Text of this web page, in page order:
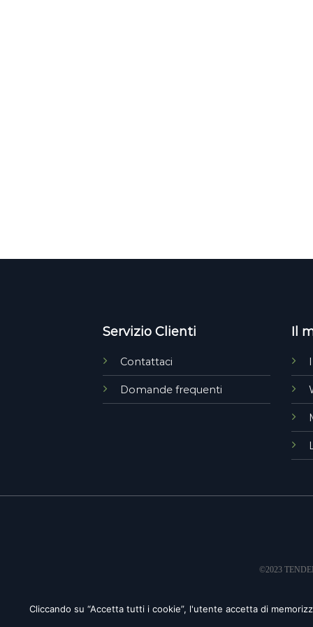
Servizio Clienti
Contattaci
Domande frequenti
Il
©2023
Cliccando su “Accetta tutti i cookie”, l'utente accetta di